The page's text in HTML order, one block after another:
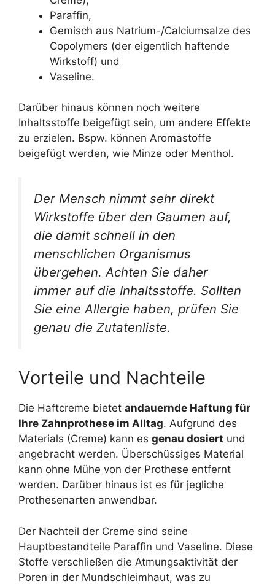
Paraffin,
Gemisch aus Natrium-/Calciumsalze des
Copolymers (der eigentlich haftende
Wirkstoff) und
Vaseline.
Darüber hinaus können noch weitere
Inhaltsstoffe beigefügt sein, um andere Effekte
zu erzielen. Bspw. können Aromastoffe
beigefügt werden, wie Minze oder Menthol.
Der Mensch nimmt sehr direkt
Wirkstoffe über den Gaumen auf,
die damit schnell in den
menschlichen Organismus
übergehen. Achten Sie daher
immer auf die Inhaltsstoffe. Sollten
Sie eine Allergie haben, prüfen Sie
genau die Zutatenliste.
Vorteile und Nachteile
Die Haftcreme bietet andauernde Haftung für
Ihre Zahnprothese im Alltag. Aufgrund des
Materials (Creme) kann es genau dosiert und
angebracht werden. Überschüssiges Material
kann ohne Mühe von der Prothese entfernt
werden. Darüber hinaus ist es für jegliche
Prothesenarten anwendbar.
Der Nachteil der Creme sind seine
Hauptbestandteile Paraffin und Vaseline. Diese
Stoffe verschließen die Atmungsaktivität der
Poren in der Mundschleimhaut, was zu